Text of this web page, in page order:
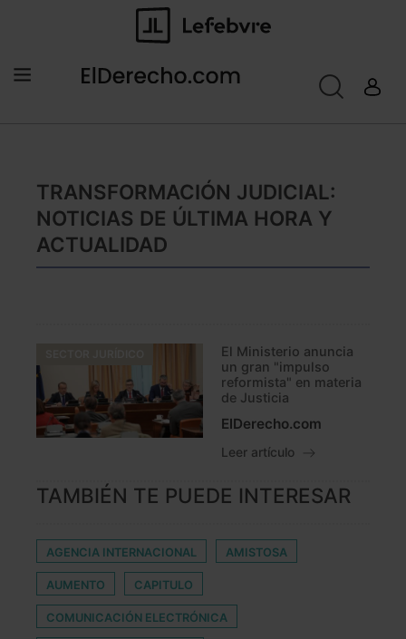
TRANSFORMACIÓN JUDICIAL:
NOTICIAS DE ÚLTIMA HORA Y
ACTUALIDAD
El Ministerio anuncia
un gran "impulso
reformista" en materia
de Justicia
ElDerecho.com
Leer artículo
TAMBIÉN TE PUEDE INTERESAR
AGENCIA INTERNACIONAL AMISTOSA
AUMENTO CAPITULO
COMUNICACIÓN ELECTRÓNICA